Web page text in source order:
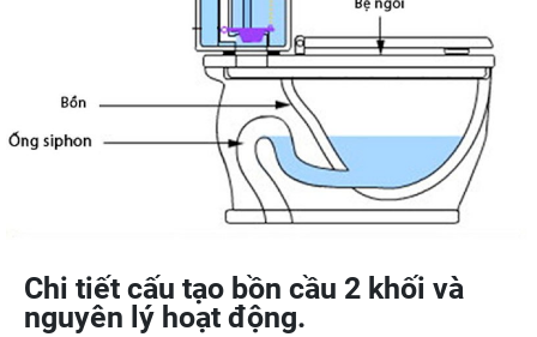
Chi tiết cấu tạo bồn cầu 2 khối và
nguyên lý hoạt động.